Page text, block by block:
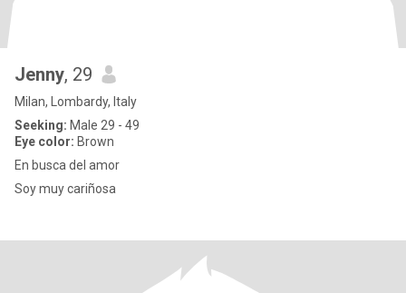
Jenny, 29
Milan, Lombardy, Italy
Seeking: Male 29 - 49
Eye color: Brown
En busca del amor
Soy muy cariñosa